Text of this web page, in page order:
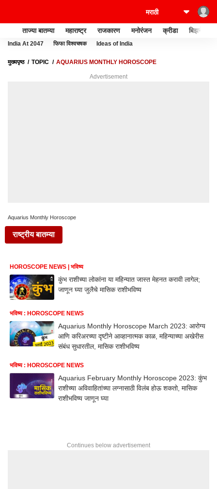
ताज्या बातम्या महाराष्ट्र राजकारण मनोरंजन क्रीडा बिझनेस
India At 2047 फिफा विश्वचषक Ideas of India
मुख्यपृष्ठ TOPIC AQUARIUS MONTHLY HOROSCOPE
Advertisement
Aquarius Monthly Horoscope
राष्ट्रीय बातम्या
HOROSCOPE NEWS | भविष्य
कुंभ राशीच्या लोकांना या महिन्यात जास्त मेहनत करावी लागेल;
जाणून घ्या जुलैचे मासिक राशीभविष्य
भविष्य : HOROSCOPE NEWS
Aquarius Monthly Horoscope March 2023: आरोग्य
आणि करिअरच्या दृष्टीने आव्हानात्मक काळ, महिन्याच्या अखेरीस
संबंध सुधारतील, मासिक राशीभविष्य
भविष्य : HOROSCOPE NEWS
Aquarius February Monthly Horoscope 2023: कुंभ
राशीच्या अविवाहितांच्या लग्नासाठी विलंब होऊ शकतो, मासिक
राशीभविष्य जाणून घ्या
Continues below advertisement